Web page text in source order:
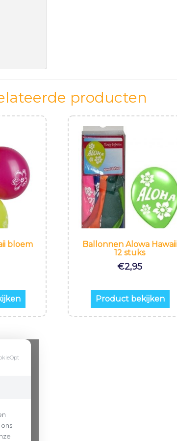
producten
bloem
Ballonnen Alowa Hawaii
12 stuks
€2,95
Product bekijken